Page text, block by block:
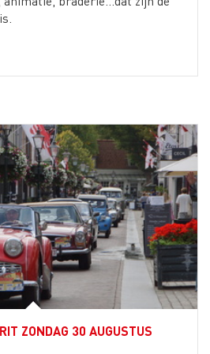
ZONDAG 30 AUGUSTUS